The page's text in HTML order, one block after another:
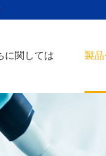
に関しては 製